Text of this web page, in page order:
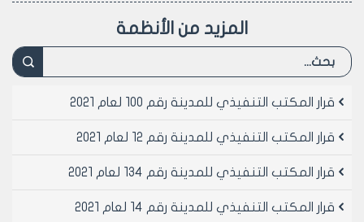
رئيس المكتب التنفيذي لمجلس مدينة
المزيد من الأنظمة
قرار المكتب التنفيذي للمدينة رقم 100 لعام 2021
قرار المكتب التنفيذي للمدينة رقم 12 لعام 2021
قرار المكتب التنفيذي للمدينة رقم 134 لعام 2021
قرار المكتب التنفيذي للمدينة رقم 14 لعام 2021